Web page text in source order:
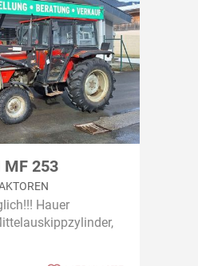
MF 253
Hauer